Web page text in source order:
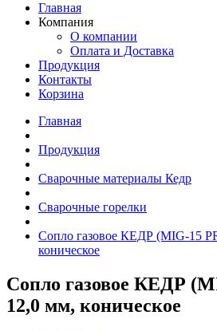
Главная
Компания
О компании
Оплата и Доставка
Продукция
Контакты
Корзина
Главная
Продукция
Сварочные материалы Кедр
Сварочные горелки
Сопло газовое КЕДР (MIG-15
коническое
Сопло газовое КЕДР
12,0 мм, коническое